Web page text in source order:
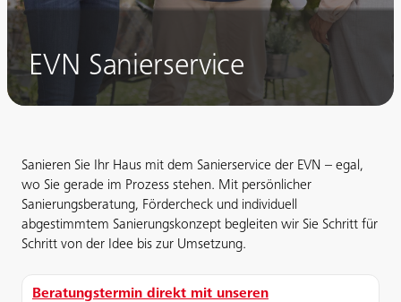
EVN Sanierservice
Sanieren Sie Ihr Haus mit dem Sanierservice der EVN – egal,
wo Sie gerade im Prozess stehen. Mit persönlicher
Sanierungsberatung, Fördercheck und individuell
abgestimmtem Sanierungskonzept begleiten wir Sie Schritt für
Schritt von der Idee bis zur Umsetzung.
Beratungstermin direkt mit unseren